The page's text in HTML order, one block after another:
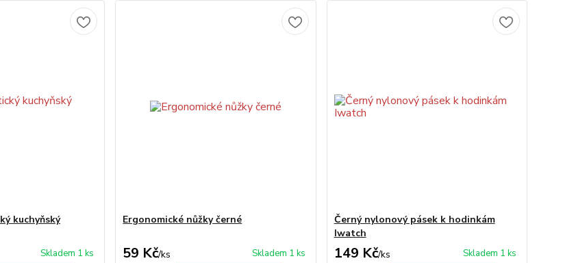
kuchyňský
Skladem 1 ks
Ergonomické nůžky černé
59 Kč/ks Skladem 1 ks
Černý nylonový pásek k hodinkám
Iwatch
149 Kč/ks Skladem 1 ks